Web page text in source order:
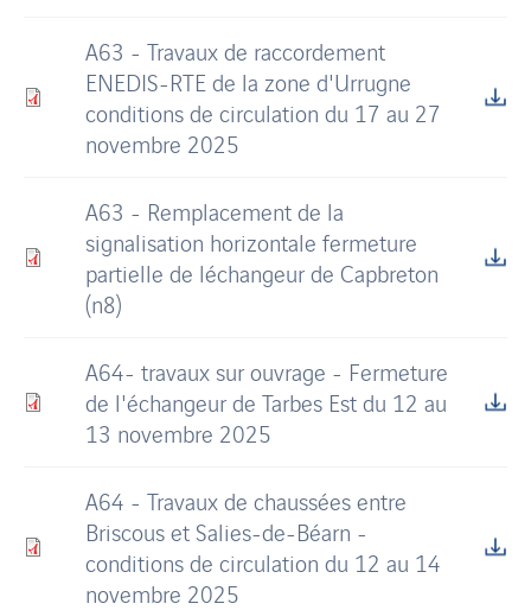
A63 - Travaux de raccordement
ENEDIS-RTE de la zone d'Urrugne
conditions de circulation du 17 au 27
novembre 2025
A63 - Remplacement de la
signalisation horizontale fermeture
partielle de léchangeur de Capbreton
(n8)
A64- travaux sur ouvrage - Fermeture
de l'échangeur de Tarbes Est du 12 au
13 novembre 2025
A64 - Travaux de chaussées entre
Briscous et Salies-de-Béarn -
conditions de circulation du 12 au 14
novembre 2025